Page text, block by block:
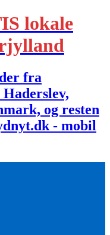
lokale
fra
og resten
- mobil